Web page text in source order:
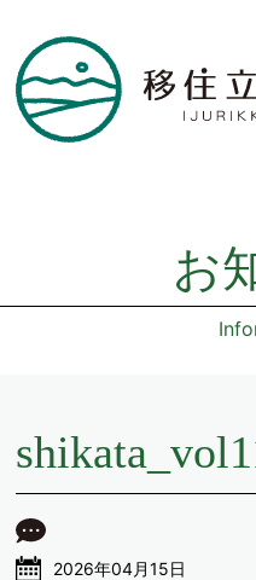
お
2026年04月15日